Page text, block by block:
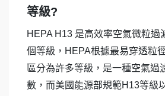
等級?
HEPA H13 是高效率空氣微粒過
個等級，HEPA根據最易穿透粒
區分為許多等級，是一種空氣過
數，而美國能源部規範H13等級